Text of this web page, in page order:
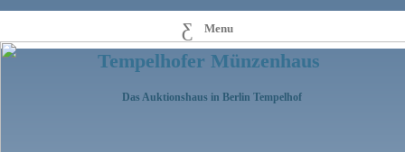
Menu
Tempelhofer Münzenhaus
Das Auktionshaus in Berlin Tempelhof